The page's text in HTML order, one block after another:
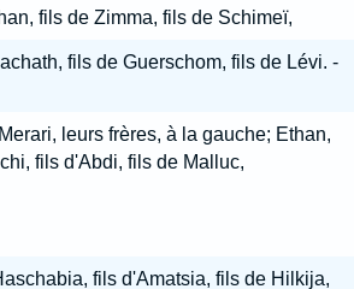
fils de Zimma, fils de Schimeï,
fils de Guerschom, fils de Lévi. -
leurs frères, à la gauche; Ethan,
fils d'Abdi, fils de Malluc,
fils d'Amatsia, fils de Hilkija,